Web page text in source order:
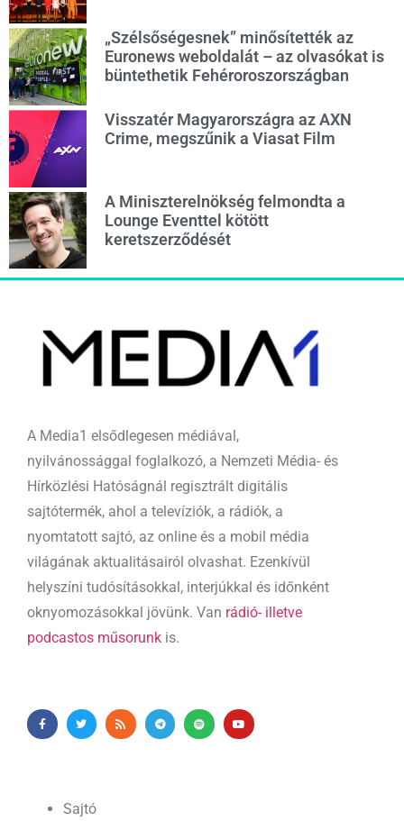
„Szélsőségesnek” minősítették az
Euronews weboldalát – az olvasókat is
büntethetik Fehéroroszországban
Visszatér Magyarországra az AXN
Crime, megszűnik a Viasat Film
A Miniszterelnökség felmondta a
Lounge Eventtel kötött
keretszerződését
A Media1 elsődlegesen médiával,
nyilvánossággal foglalkozó, a Nemzeti Média- és
Hírközlési Hatóságnál regisztrált digitális
sajtótermék, ahol a televíziók, a rádiók, a
nyomtatott sajtó, az online és a mobil média
világának aktualitásairól olvashat. Ezenkívül
helyszíni tudósításokkal, interjúkkal és időnként
oknyomozásokkal jövünk. Van rádió- illetve
podcastos műsorunk is.
Sajtó